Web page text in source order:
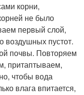
корни,
не было
первый слой,
воздушных пустот.
почвы. Повторяем
притаптываем,
чтобы вода
влага впитается,